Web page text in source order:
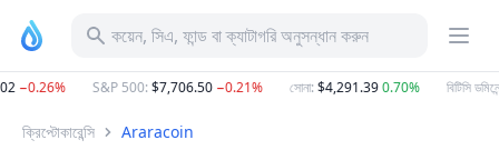
কয়েন, সিএ, ফান্ড বা ক্যাটাগরি অনুসন্ধান করুন
−0.26% S&P 500:$7,706.50−0.21% সোনা:$4,291.390.70% বিটিসি
ক্রিপ্টোকারেন্সি Araracoin